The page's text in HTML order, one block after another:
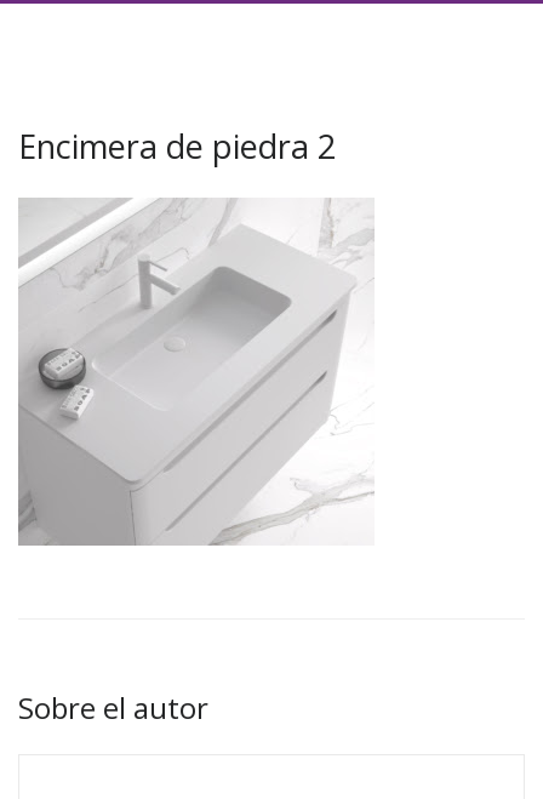
Encimera de piedra 2
Sobre el autor